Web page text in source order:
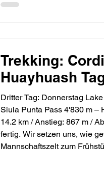
macht oder ob wir ei
Trekking:
Huayhuash
Dritter Tag: Donnerstag
Siula Punta Pass 4'830 m –
14.2 km / Anstieg: 867 m / Abstieg: 694 m Der Kaffee ist
fertig. Wir setzen uns, wie
Mannschaftszelt zum